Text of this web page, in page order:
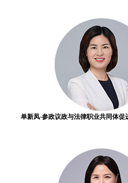
单新凤-参政议政与法律职业共同体促